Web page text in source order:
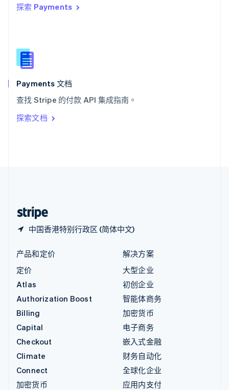
探索 Payments
Payments 文档
查找 Stripe 的付款 API 集成指南。
探索文档
中国香港特别行政区 (简体中文)
西班牙
新西兰
English
匈牙利
English
ItalianoEnglish
印度
English
产品和定价
定价
Atlas
Authorization Boost
Billing
Capital
Checkout
Climate
Connect
加密货币
解决方案
大型企业
初创企业
智能体商务
加密货币
电子商务
嵌入式金融
财务自动化
全球化企业
应用内支付